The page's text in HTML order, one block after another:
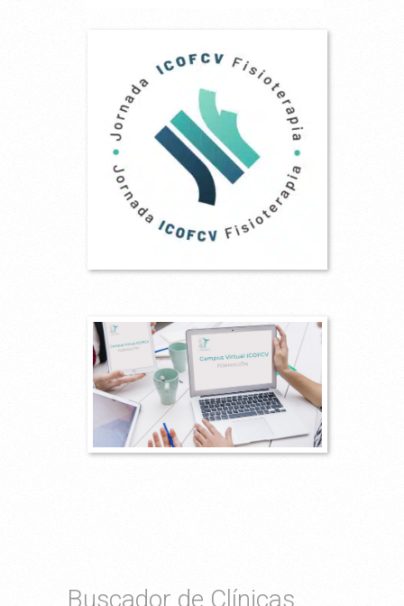
Buscador de Clínicas